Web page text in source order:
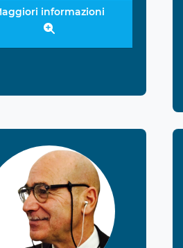
informazioni